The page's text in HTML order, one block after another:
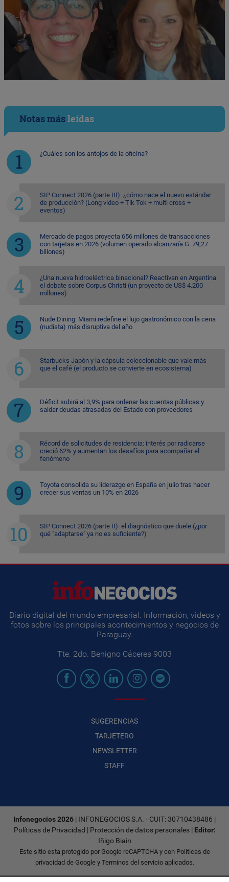
Notas másleídas
¿Cuáles son los antojos de la oficina?
SIP Connect 2026 (parte III): ¿cómo nace el nuevo estándar
de producción? (Long video + Tik Tok + multi cross +
eventos)
Mercado de pagos proyecta 656 millones de transacciones
con tarjetas en 2026 (volumen operado alcanzaría G. 79,27
billones)
¿Una nueva hidroeléctrica binacional? Reactivan en Argentina
el debate sobre Corpus Christi (un proyecto de US$ 4.200
millones)
Nude Dining: Miami redefine el lujo gastronómico con la cena
(nudista) más disruptiva del año
Starbucks Japón y la cápsula coleccionable que vale más
que el café (el producto se convierte en ecosistema)
Déficit subirá al 3,9% para ordenar las cuentas públicas y
saldar deudas atrasadas del Estado con proveedores
Récord de solicitudes de residencia: interés por radicarse
creció 62% y aumentan los desafíos para acompañar el
fenómeno
Toyota consolida su liderazgo en España en julio tras hacer
crecer sus ventas un 10% en 2026
SIP Connect 2026 (parte II): el diagnóstico que duele (¿por
qué "adaptarse" ya no es suficiente?)
Diario digital del mundo empresarial. Información, videos y
fotos sobre los principales acontecimientos y negocios de
Paraguay.
Tte. 2do. Benigno Cáceres 9003
SUGERENCIAS
TARJETERO
NEWSLETTER
STAFF
Infonegocios 2026 | INFONEGOCIOS S.A. · CUIT: 30710438486 |
Políticas de Privacidad | Protección de datos personales| Editor:
Iñigo Biain
Este sitio esta protegido por Google reCAPTCHA y con Políticas de
privacidad de Googley Terminos del servicioaplicados.